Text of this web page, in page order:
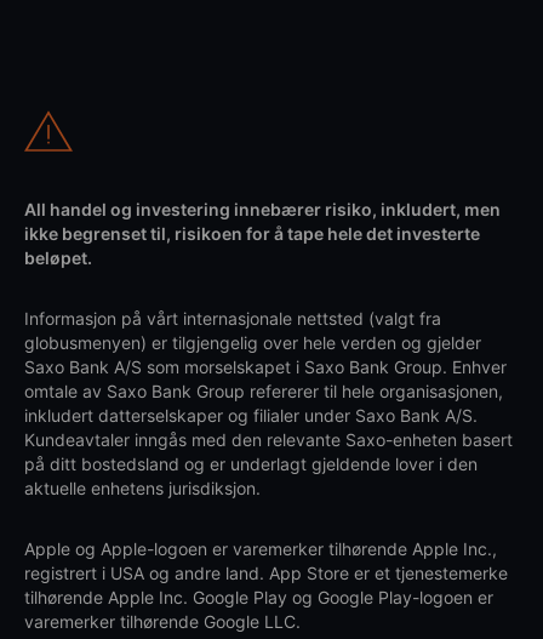
All handel og investering innebærer risiko, inkludert, men
ikke begrenset til, risikoen for å tape hele det investerte
beløpet.
Informasjon på vårt internasjonale nettsted (valgt fra
globusmenyen) er tilgjengelig over hele verden og gjelder
Saxo Bank A/S som morselskapet i Saxo Bank Group. Enhver
omtale av Saxo Bank Group refererer til hele organisasjonen,
inkludert datterselskaper og filialer under Saxo Bank A/S.
Kundeavtaler inngås med den relevante Saxo-enheten basert
på ditt bostedsland og er underlagt gjeldende lover i den
aktuelle enhetens jurisdiksjon.
Apple og Apple-logoen er varemerker tilhørende Apple Inc.,
registrert i USA og andre land. App Store er et tjenestemerke
tilhørende Apple Inc. Google Play og Google Play-logoen er
varemerker tilhørende Google LLC.